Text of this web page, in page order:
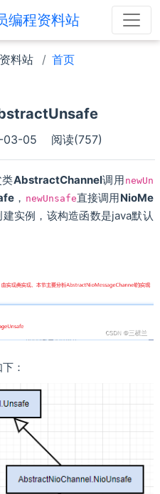
编程资料站
料站
首页
03-05 阅读(757)
AbstractChannel调用 newUn
， newUnsafe直接调用NioMe
实例，该构造函数是java默认
：